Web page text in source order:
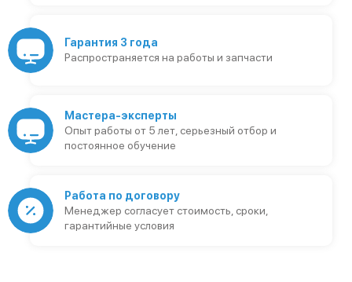
Гарантия 3 года
Распространяется на работы и запчасти
Мастера-эксперты
Опыт работы от 5 лет, серьезный отбор и
постоянное обучение
Работа по договору
Менеджер согласует стоимость, сроки,
гарантийные условия